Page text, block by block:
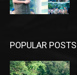
POPULAR POSTS